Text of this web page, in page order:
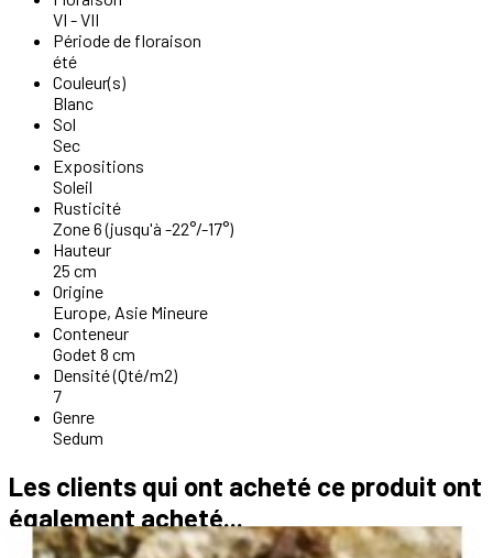
VI - VII
Période de floraison
été
Couleur(s)
Blanc
Sol
Sec
Expositions
Soleil
Rusticité
Zone 6 (jusqu'à -22°/-17°)
Hauteur
25 cm
Origine
Europe, Asie Mineure
Conteneur
Godet 8 cm
Densité (Qté/m2)
7
Genre
Sedum
Les clients qui ont acheté ce produit ont
également acheté...